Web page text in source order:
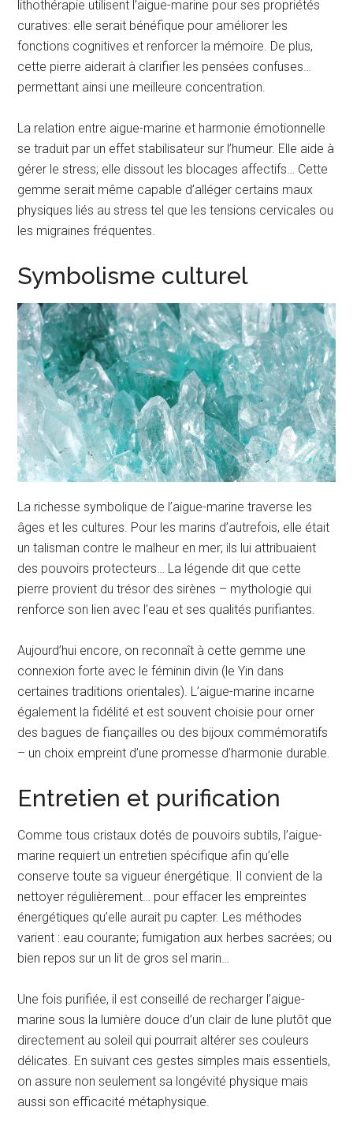
lithothérapie utilisent l’aigue-marine pour ses propriétés
curatives: elle serait bénéfique pour améliorer les
fonctions cognitives et renforcer la mémoire. De plus,
cette pierre aiderait à clarifier les pensées confuses…
permettant ainsi une meilleure concentration.
La relation entre aigue-marine et harmonie émotionnelle
se traduit par un effet stabilisateur sur l’humeur. Elle aide à
gérer le stress; elle dissout les blocages affectifs… Cette
gemme serait même capable d’alléger certains maux
physiques liés au stress tel que les tensions cervicales ou
les migraines fréquentes.
Symbolisme culturel
La richesse symbolique de l’aigue-marine traverse les
âges et les cultures. Pour les marins d’autrefois, elle était
un talisman contre le malheur en mer; ils lui attribuaient
des pouvoirs protecteurs… La légende dit que cette
pierre provient du trésor des sirènes – mythologie qui
renforce son lien avec l’eau et ses qualités purifiantes.
Aujourd’hui encore, on reconnaît à cette gemme une
connexion forte avec le féminin divin (le Yin dans
certaines traditions orientales). L’aigue-marine incarne
également la fidélité et est souvent choisie pour orner
des bagues de fiançailles ou des bijoux commémoratifs
– un choix empreint d’une promesse d’harmonie durable.
Entretien et purification
Comme tous cristaux dotés de pouvoirs subtils, l’aigue-
marine requiert un entretien spécifique afin qu’elle
conserve toute sa vigueur énergétique. Il convient de la
nettoyer régulièrement… pour effacer les empreintes
énergétiques qu’elle aurait pu capter. Les méthodes
varient : eau courante; fumigation aux herbes sacrées; ou
bien repos sur un lit de gros sel marin…
Une fois purifiée, il est conseillé de recharger l’aigue-
marine sous la lumière douce d’un clair de lune plutôt que
directement au soleil qui pourrait altérer ses couleurs
délicates. En suivant ces gestes simples mais essentiels,
on assure non seulement sa longévité physique mais
aussi son efficacité métaphysique.